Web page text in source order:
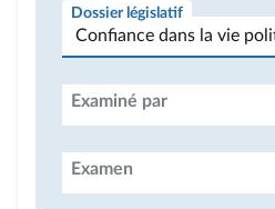
Dossier législatif
Examiné par
Examen